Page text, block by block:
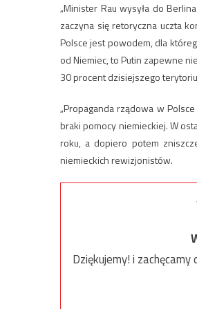
„Minister Rau wysyła do
zaczyna się retoryczna uczta
Polsce jest powodem, dla
od Niemiec, to Putin zapewne
30 procent dzisiejszego
„Propaganda rządowa w
braki pomocy niemieckiej. W
roku, a dopiero potem
niemieckich rewizjonistów.
Dziękujemy! i